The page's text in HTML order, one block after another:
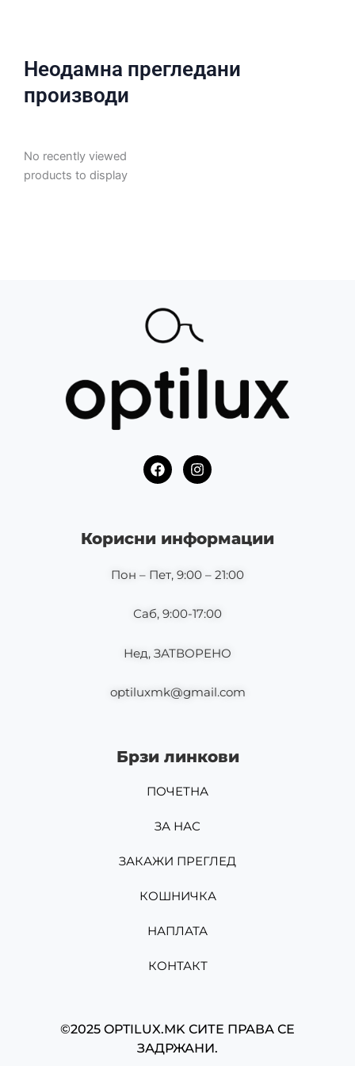
Неодамна прегледани
производи
No recently viewed
products to display
F
a
c
o
o
I
n
s
g
r
m
Корисни информации
Пон – Пет, 9:00 – 21:00
Саб, 9:00-17:00
Нед, ЗАТВОРЕНО
optiluxmk@gmail.com
Брзи линкови
ПОЧЕТНА
ЗА НАС
ЗАКАЖИ ПРЕГЛЕД
КОШНИЧКА
НАПЛАТА
КОНТАКТ
©2025 OPTILUX.MK СИТЕ ПРАВА СЕ
ЗАДРЖАНИ.